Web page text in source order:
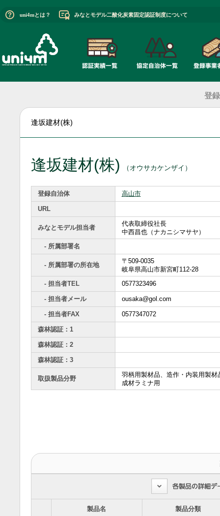
uni4mとは？ みなとモデル二酸化炭素固定認証制度について
登
逢坂建材(株)
逢坂建材(株) （オウサカケンザイ）
登録自治体 高山市
URL
みなとモデル担当者
代表取締役社長
中西昌也（ナカニシマサヤ）
- 所属部署名
- 所属部署の所在地
〒509-0035
岐阜県高山市新宮町112-28
- 担当者TEL
0577323496
- 担当者メール ousaka@gol.com
- 担当者FAX 0577347072
森林認証：1
森林認証：2
森林認証：3
取扱製品分野
羽柄用製材品、造作・内装用製材
成材ラミナ用
製品名 製品分類